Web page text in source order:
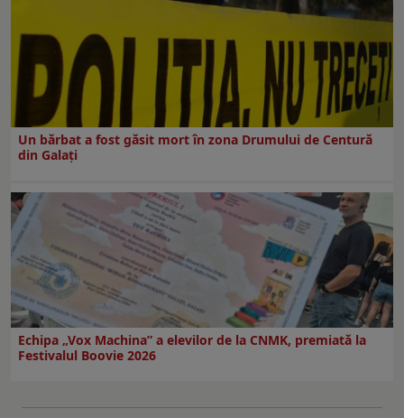
Un bărbat a fost găsit mort în zona Drumului de Centură
din Galați
Echipa „Vox Machina” a elevilor de la CNMK, premiată la
Festivalul Boovie 2026